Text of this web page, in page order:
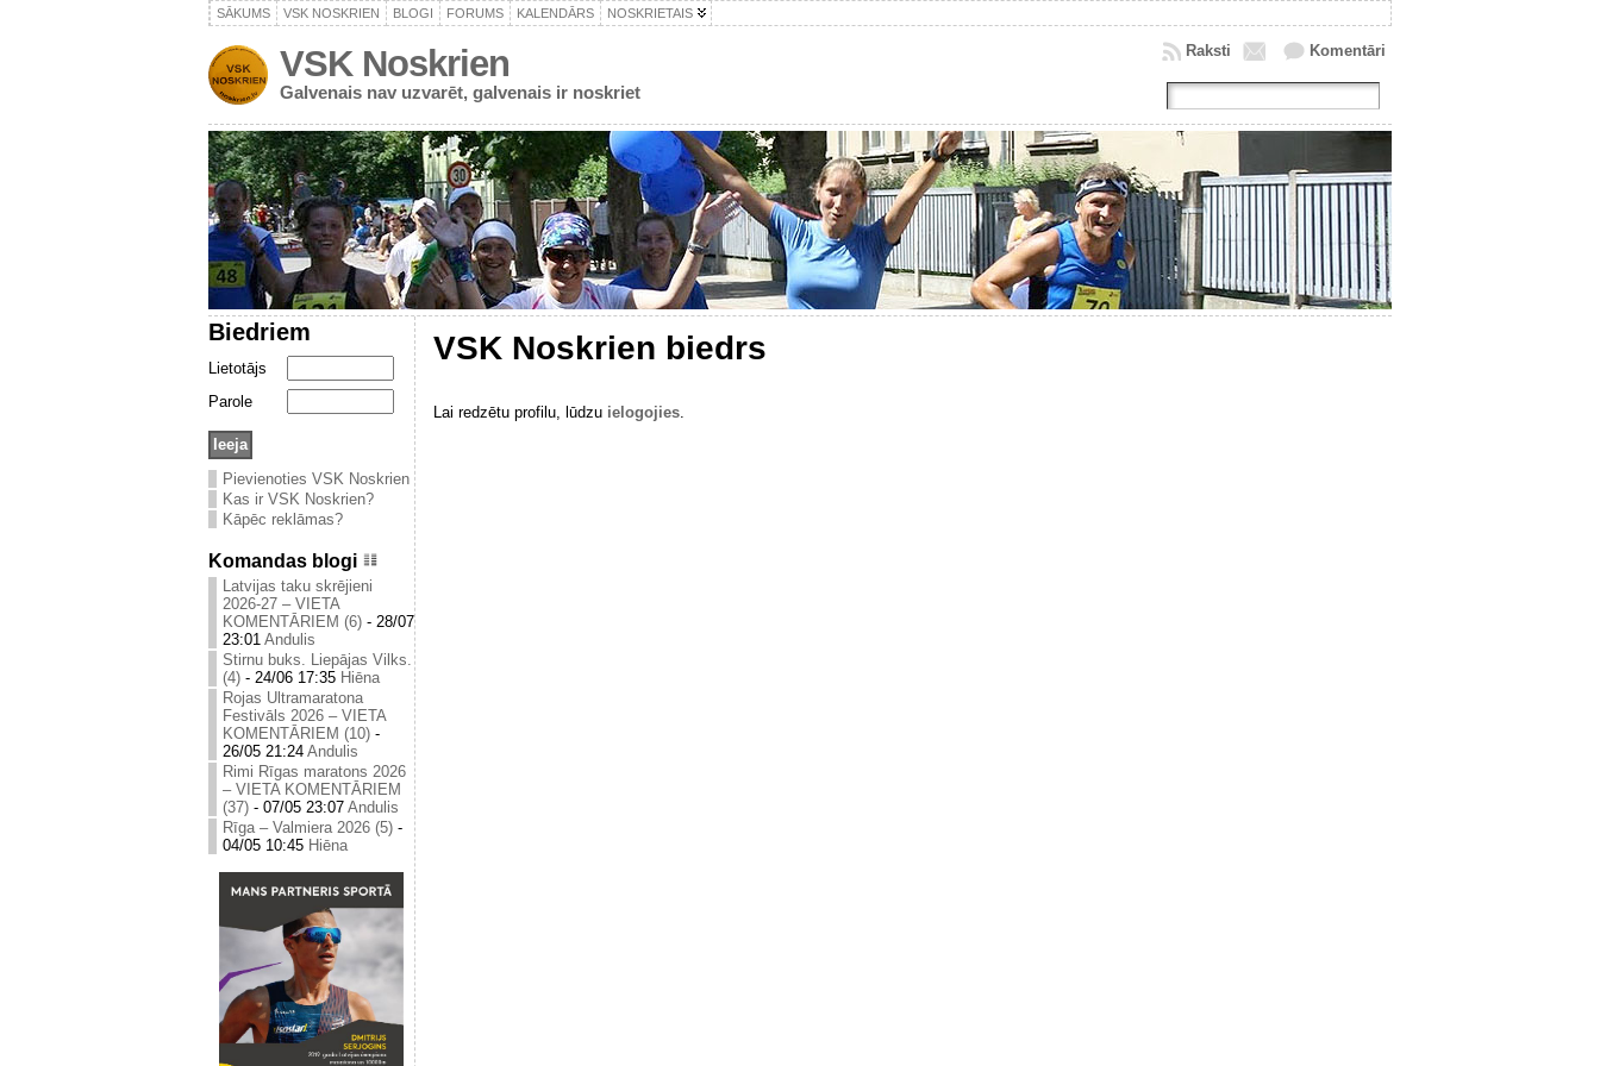
SĀKUMS VSK NOSKRIEN BLOGI FORUMS KALENDĀRS NOSKRIETAIS
VSK Noskrien
Galvenais nav uzvarēt, galvenais ir noskriet
Komentāri
Raksti
Biedriem
Lietotājs
Parole
Pievienoties VSK Noskrien
Kas ir VSK Noskrien?
Kāpēc reklāmas?
Komandas blogi
Latvijas taku skrējieni
2026-27 – VIETA
KOMENTĀRIEM (6) - 28/07
23:01 Andulis
Stirnu buks. Liepājas Vilks.
(4) - 24/06 17:35 Hiēna
Rojas Ultramaratona
Festivāls 2026 – VIETA
KOMENTĀRIEM (10) -
26/05 21:24 Andulis
Rimi Rīgas maratons 2026
– VIETA KOMENTĀRIEM
(37) - 07/05 23:07 Andulis
Rīga – Valmiera 2026 (5) -
04/05 10:45 Hiēna
VSK Noskrien biedrs
Lai redzētu profilu, lūdzu ielogojies.